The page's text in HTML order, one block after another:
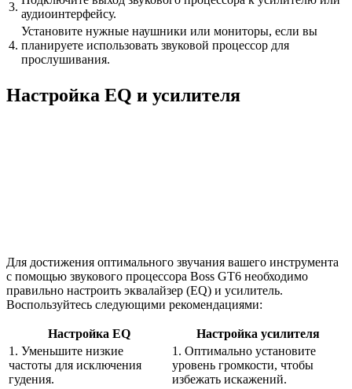
3.
аудиоинтерфейсу.
4.
Установите нужные наушники или мониторы, если вы
планируете использовать звуковой процессор для
прослушивания.
Настройка EQ и усилителя
Для достижения оптимального звучания вашего инструмента
с помощью звукового процессора Boss GT6 необходимо
правильно настроить эквалайзер (EQ) и усилитель.
Воспользуйтесь следующими рекомендациями:
Настройка EQ
Настройка усилителя
1. Уменьшите низкие
частоты для исключения
гудения.
1. Оптимально установите
уровень громкости, чтобы
избежать искажений.